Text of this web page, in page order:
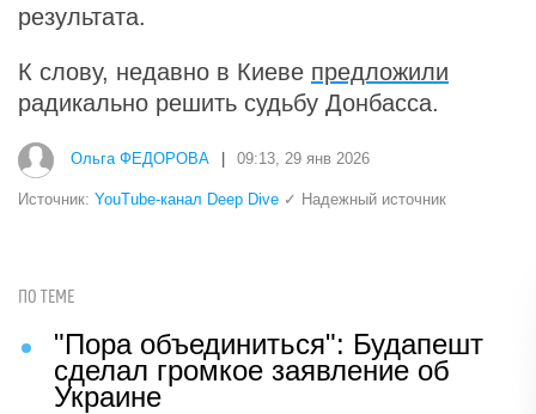
результата.
К слову, недавно в Киеве предложили
радикально решить судьбу Донбасса.
Ольга ФЕДОРОВА 09:13, 29 янв 2026
Источник: YouTube-канал Deep Dive ✓ Надежный источник
ПО ТЕМЕ
"Пора объединиться": Будапешт
сделал громкое заявление об
Украине